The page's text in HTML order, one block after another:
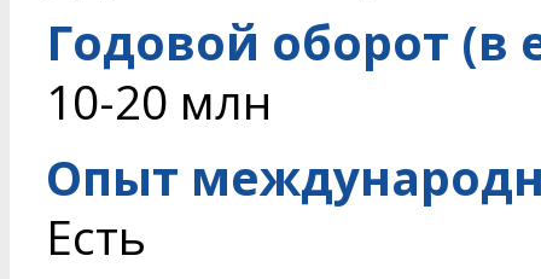
Годовой оборот (в
10-20 млн
Опыт
Есть